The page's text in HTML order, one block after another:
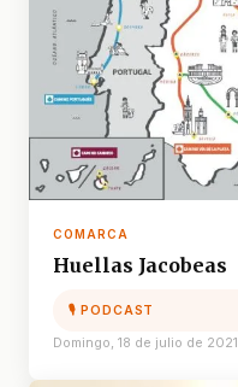
COMARCA
Huellas Jacobeas
🎙 PODCAST
Domingo, 18 de julio de 2021